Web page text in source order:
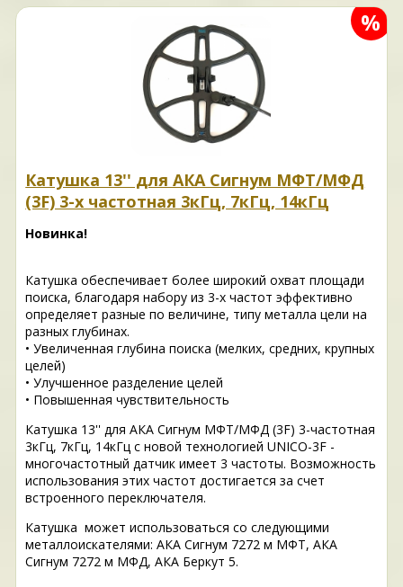
%
Катушка 13'' для АКА Сигнум МФТ/МФД
(3F) 3-х частотная 3кГц, 7кГц, 14кГц
Новинка!
Катушка обеспечивает более широкий охват площади
поиска, благодаря набору из 3-х частот эффективно
определяет разные по величине, типу металла цели на
разных глубинах.
• Увеличенная глубина поиска (мелких, средних, крупных
целей)
• Улучшенное разделение целей
• Повышенная чувствительность
Катушка 13'' для АКА Сигнум МФТ/МФД (3F) 3-частотная
3кГц, 7кГц, 14кГц с новой технологией UNICO-3F -
многочастотный датчик имеет 3 частоты. Возможность
использования этих частот достигается за счет
встроенного переключателя.
Катушка может использоваться со следующими
металлоискателями: АКА Сигнум 7272 м МФТ, АКА
Сигнум 7272 м МФД, АКА Беркут 5.